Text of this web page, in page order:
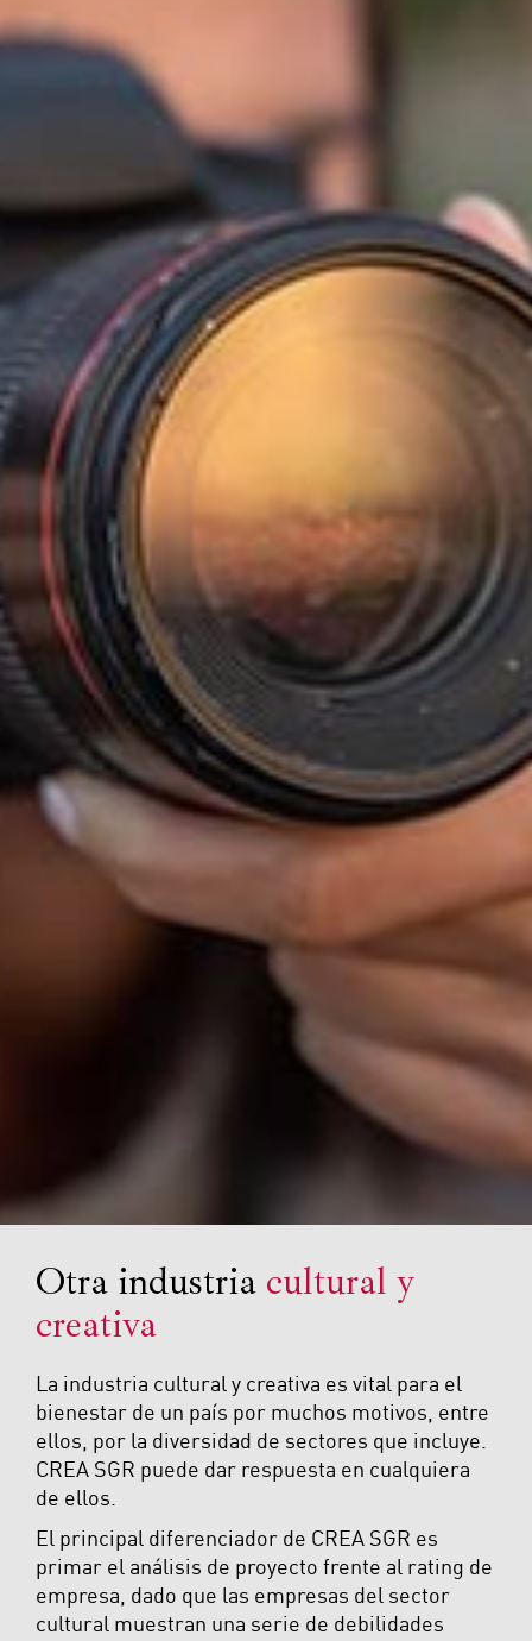
Otra industria cultural y
creativa
La industria cultural y creativa es vital para el
bienestar de un país por muchos motivos, entre
ellos, por la diversidad de sectores que incluye.
CREA SGR puede dar respuesta en cualquiera
de ellos.
El principal diferenciador de CREA SGR es
primar el análisis de proyecto frente al rating de
empresa, dado que las empresas del sector
cultural muestran una serie de debilidades